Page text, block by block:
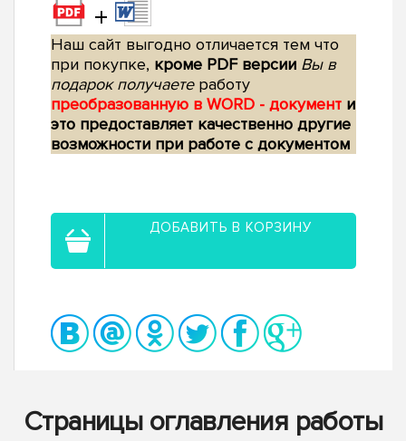
+
Наш сайт выгодно отличается тем что
при покупке, кроме PDF версии Вы в
подарок получаетеработу
преобразованную в WORD - документ и
это предоставляет качественно другие
возможности при работе с документом
ДОБАВИТЬ В КОРЗИНУ
Страницы оглавления работы